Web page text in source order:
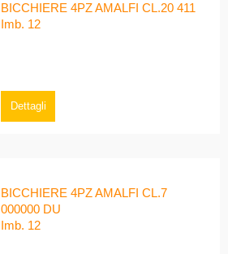
BICCHIERE 4PZ AMALFI CL.20 411
Imb. 12
Dettagli
BICCHIERE 4PZ AMALFI CL.7
000000 DU
Imb. 12